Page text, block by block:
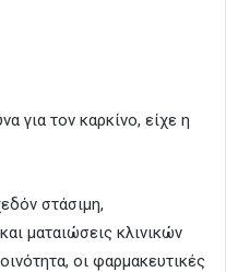
για τον καρκίνο, είχε η
στάσιμη,
ματαιώσεις κλινικών
οι φαρμακευτικές